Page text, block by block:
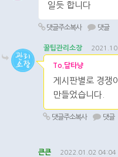
일듯 합니다
댓글주소복사 댓글
꿀팁관리소장
To.달타냥
게시판별로 경쟁
만들었습니다.
댓글주소복사 댓글
큰큰 2022.01.02 04:04